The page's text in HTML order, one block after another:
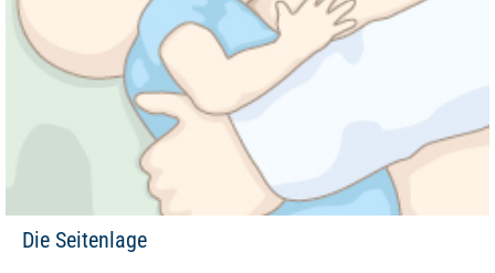
Die Seitenlage